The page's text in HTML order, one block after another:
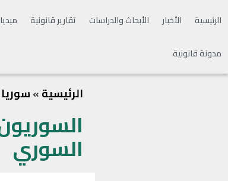
الرئيسية الأخبار الأبحاث والدراسات تقارير قانونية ميديا
مدونة قانونية
الرئيسية»سوريا
السوري